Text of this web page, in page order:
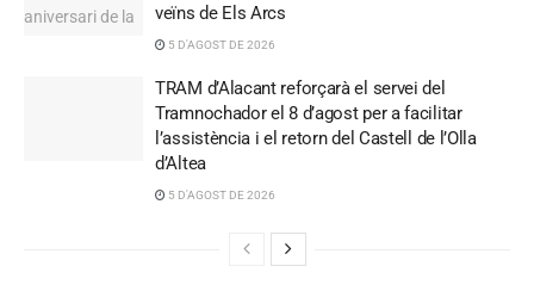
veïns de Els Arcs
5 D'AGOST DE 2026
TRAM d’Alacant reforçarà el servei del
Tramnochador el 8 d’agost per a facilitar
l’assistència i el retorn del Castell de l’Olla
d’Altea
5 D'AGOST DE 2026